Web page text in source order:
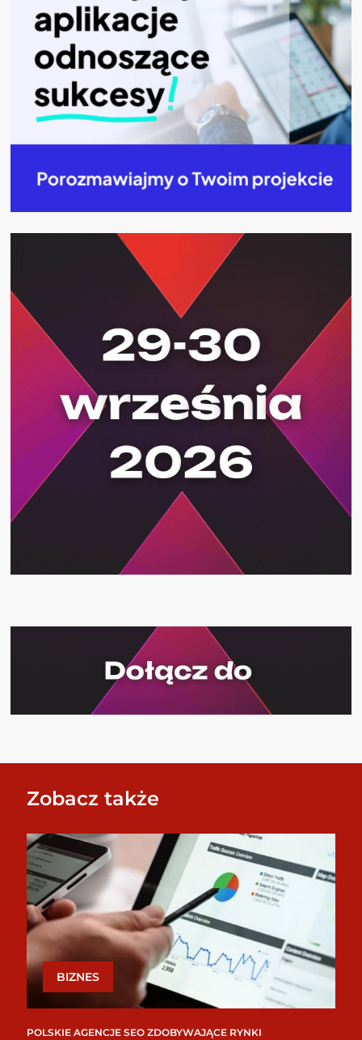
Zobacz także
BIZNES
POLSKIE AGENCJE SEO ZDOBYWAJĄCE RYNKI